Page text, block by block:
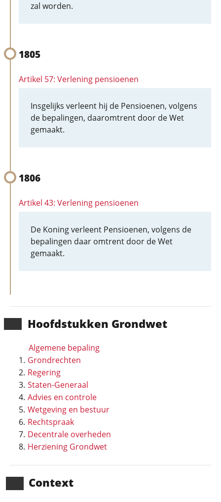
Hoofd­stukken Grondwet
Algemene bepaling
Grondrechten
Regering
Staten-Generaal
Advies en controle
Wetgeving en bestuur
Rechtspraak
Decentrale overheden
Herziening Grondwet
Context
zal worden.
1805
Artikel 57: Verlening pensioenen
Insgelijks verleent hij de Pensioenen, volgens
de bepalingen, daaromtrent door de Wet
gemaakt.
1806
Artikel 43: Verlening pensioenen
De Koning verleent Pensioenen, volgens de
bepalingen daar omtrent door de Wet
gemaakt.